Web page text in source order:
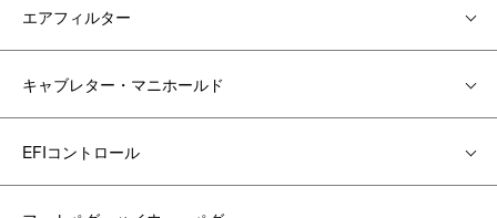
エアフィルター
キャブレター・マニホールド
EFIコントロール